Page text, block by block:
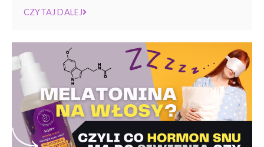
CZYTAJ DALEJ